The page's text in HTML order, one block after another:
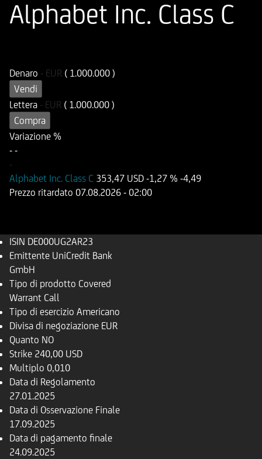
Alphabet Inc. Class C
Denaro - EUR ( 1.000.000 )
Vendi
Lettera - EUR ( 1.000.000 )
Compra
Variazione %
- -
-
Alphabet Inc. Class C 353,47 USD -1,27 % -4,49
Prezzo ritardato 07.08.2026 - 02:00
ISIN DE000UG2AR23
Emittente UniCredit Bank
GmbH
Tipo di prodotto Covered
Warrant Call
Tipo di esercizio Americano
Divisa di negoziazione EUR
Quanto NO
Strike 240,00 USD
Multiplo 0,010
Data di Regolamento
27.01.2025
Data di Osservazione Finale
17.09.2025
Data di pagamento finale
24.09.2025